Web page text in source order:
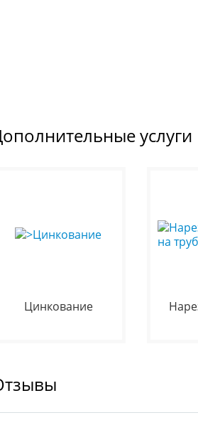
услуги
Цинкование